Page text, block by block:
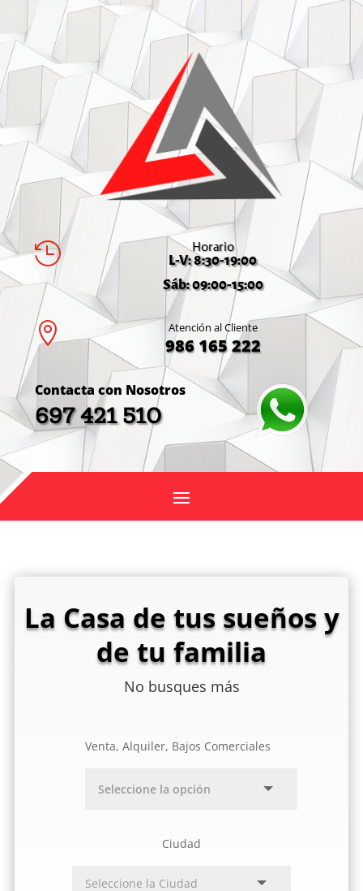
 Horario
L-V: 8:30-19:00
Sáb: 09:00-15:00
 Atención al Cliente
986 165 222
Contacta con Nosotros
697 421 510
La Casa de tus sueños y
de tu familia
No busques más
Venta, Alquiler, Bajos Comerciales
Ciudad